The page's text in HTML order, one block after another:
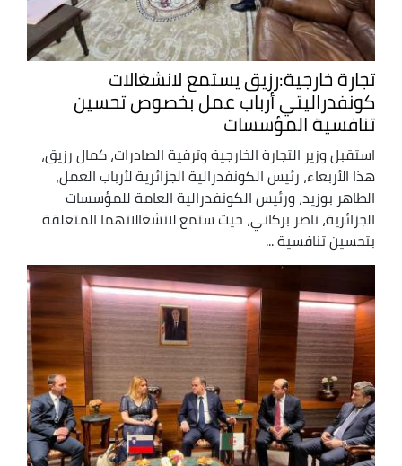
تجارة خارجية:رزيق يستمع لانشغالات
كونفدراليتي أرباب عمل بخصوص تحسين
تنافسية المؤسسات
استقبل وزير التجارة الخارجية وترقية الصادرات، كمال رزيق،
هذا الأربعاء، رئيس الكونفدرالية الجزائرية لأرباب العمل،
الطاهر بوزيد، ورئيس الكونفدرالية العامة للمؤسسات
الجزائرية، ناصر بركاني، حيث ستمع لانشغالاتهما المتعلقة
بتحسين تنافسية ...